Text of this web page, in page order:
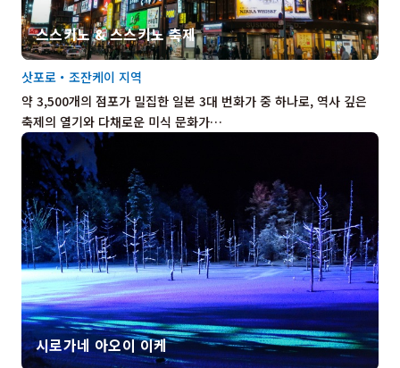
스스키노 & 스스키노 축제
약 3,500개의 점포가 밀집한 일본 3대 번화가 중 하나로, 역사 깊은
축제의 열기와 다채로운 미식 문화가…
삿포로・조잔케이 지역
시로가네 아오이 이케